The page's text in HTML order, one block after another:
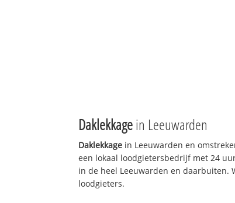
Daklekkagein Leeuwarden
Daklekkage in Leeuwarden en
een lokaal loodgietersbedrijf met 24
in de heel Leeuwarden en daarbuiten.
loodgieters.